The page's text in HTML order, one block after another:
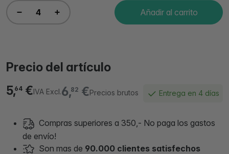
Añadir al carrito
Precio del artículo
6,82 €Precios brutos
5,64 €IVA Excl. Entrega en 4 días
Compras superiores a 350,- No paga los gastos
de envío!
Son mas de 90.000 clientes satisfechos